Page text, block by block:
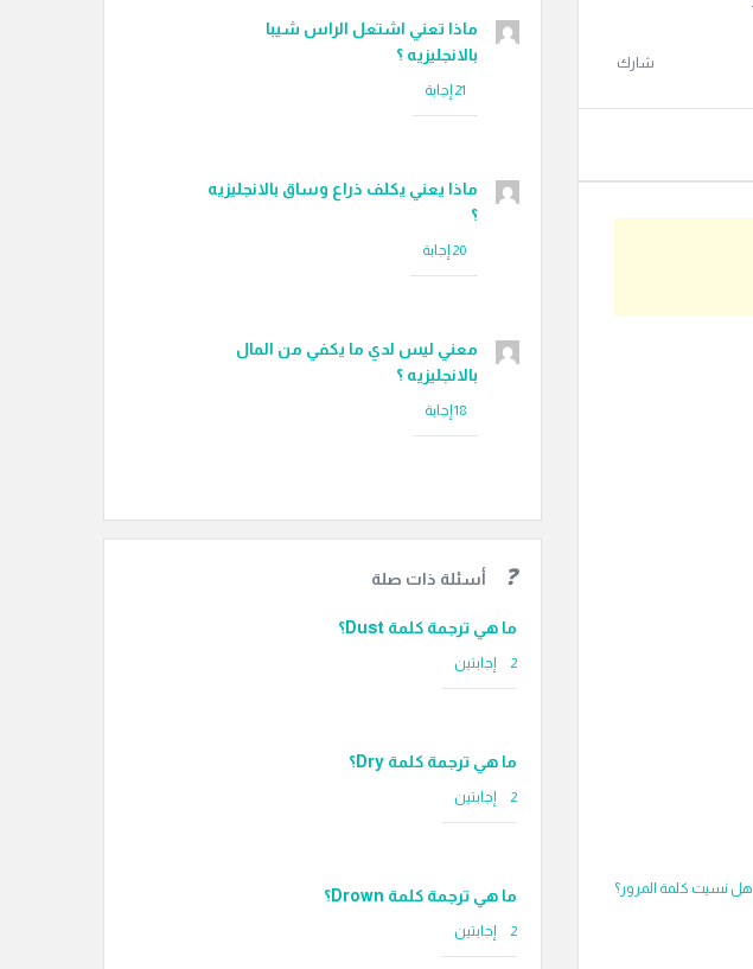
شارك
هل نسيت كلمة المرور؟
ماذا تعني اشتعل الراس شيبا
بالانجليزيه ؟
ماذا يعني يكلف ذراع وساق بالانجليزيه
؟
‏‫20 إجابة
معني ليس لدي ما يكفي من المال
بالانجليزيه ؟
‏‫18 إجابة
أسئلة ذات صلة
ما هي ترجمة كلمة Dust؟
‫2 إجابتين
ما هي ترجمة كلمة Dry؟
‫2 إجابتين
ما هي ترجمة كلمة Drown؟
‫2 إجابتين